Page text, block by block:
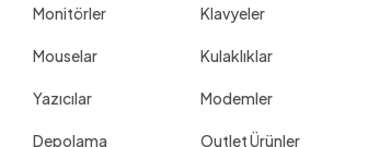
Monitörler Klavyeler
Mouselar Kulaklıklar
Yazıcılar Modemler
Depolama Outlet Ürünler